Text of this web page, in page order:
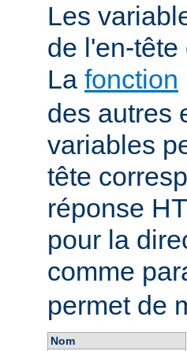
Les
de l'en-
La fonction
des autres
variables
tête
réponse
pour la
comme
permet de
Nom